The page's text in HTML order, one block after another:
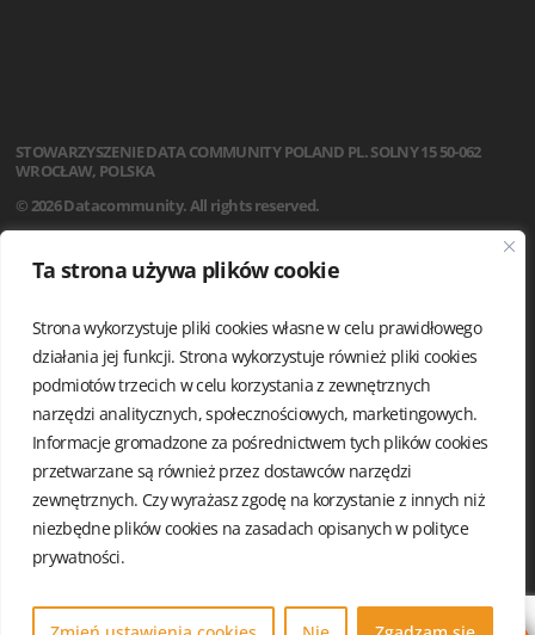
Ta strona używa plików cookie
Strona wykorzystuje pliki cookies własne w celu prawidłowego
działania jej funkcji. Strona wykorzystuje również pliki cookies
podmiotów trzecich w celu korzystania z zewnętrznych
narzędzi analitycznych, społecznościowych, marketingowych.
Informacje gromadzone za pośrednictwem tych plików cookies
przetwarzane są również przez dostawców narzędzi
zewnętrznych. Czy wyrażasz zgodę na korzystanie z innych niż
niezbędne plików cookies na zasadach opisanych w polityce
prywatności.
STOWARZYSZENIEDATA COMMUNITY POLAND PL. SOLNY 1550-062
WROCŁAW, POLSKA
© 2026 Datacommunity. All rights reserved.
AKTUALNOŚCI
STATUT
REGULAMIN
ZARZĄD I KOMISJA REWIZYJNA
GRUPY LOKALNE
KALENDARIUM
KONTAKT
POLITYKA PRYWATNOŚCI